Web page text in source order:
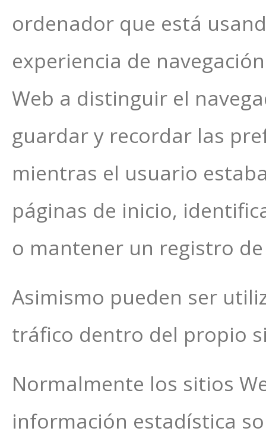
ordenador que está
experiencia de
Web a distinguir el
guardar y recordar las
mientras el usuario
páginas de inicio,
o mantener un registro de
Asimismo pueden ser
tráfico dentro del propio
Normalmente los sitios
información estadística